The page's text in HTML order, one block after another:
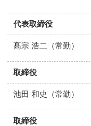
代表取締役
髙宗 浩二（常勤）
取締役
池田 和史（常勤）
取締役